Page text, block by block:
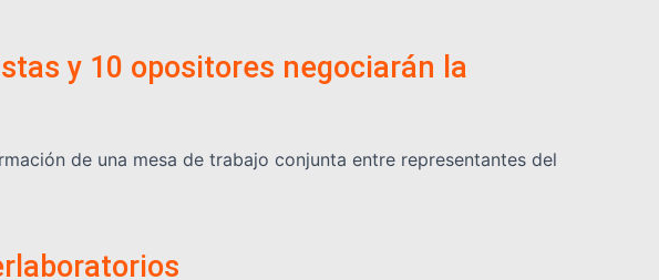
y 10 opositores negociarán la
de una mesa de trabajo conjunta entre representantes del